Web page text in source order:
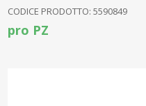
CODICE PRODOTTO: 5590849
pro PZ